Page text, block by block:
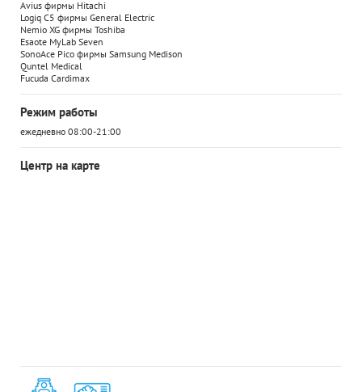
Avius фирмы Hitachi
Logiq C5 фирмы General Electric
Nemio XG фирмы Toshiba
Esaote MyLab Seven
SonoAce Pico фирмы Samsung Medison
Quntel Medical
Fucuda Cardimax
Режим работы
ежедневно 08:00-21:00
Центр на карте